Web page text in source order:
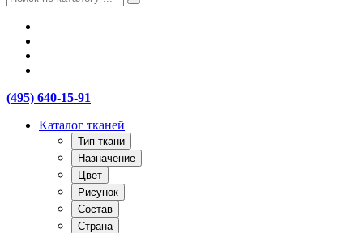
(495) 640-15-91
Каталог тканей
Тип ткани
Назначение
Цвет
Рисунок
Состав
Страна